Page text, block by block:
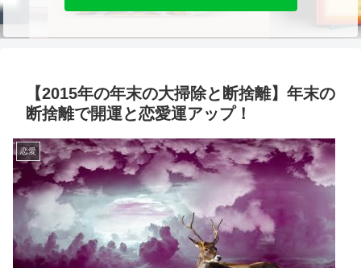
【2015年の年末の大掃除と断捨離】年末の
断捨離で開運と恋愛運アップ！
恋愛